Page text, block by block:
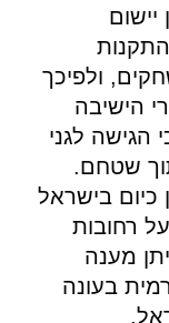
יישום
ולפיכך
הישיבה
הגישה לגני
שטחם.
כיום בישראל
רחובות
מענה
בעונה